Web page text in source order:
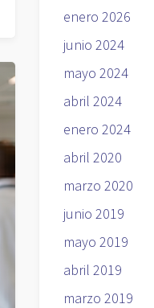
enero 2026
junio 2024
mayo 2024
abril 2024
enero 2024
abril 2020
marzo 2020
junio 2019
mayo 2019
abril 2019
marzo 2019